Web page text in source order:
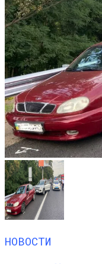
НОВОСТИ